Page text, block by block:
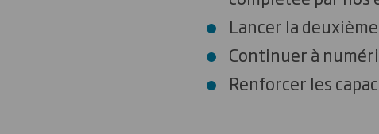
Lancer la
Continuer à
Renforcer les